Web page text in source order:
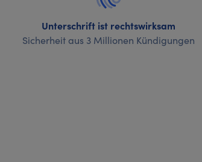
Unterschrift ist rechtswirksam
Sicherheit aus 3 Millionen Kündigungen